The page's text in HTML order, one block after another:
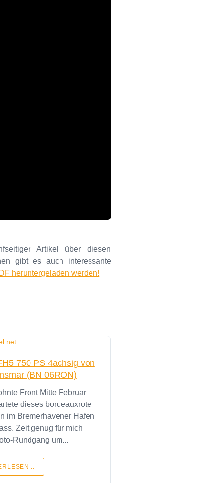
Artikel über diesen
gibt es auch interessante
heruntergeladen werden!
750 PS 4achsig von
(BN 06RON)
Front Mitte Februar
dieses bordeauxrote
im Bremerhavener Hafen
Zeit genug für mich
Rundgang um...